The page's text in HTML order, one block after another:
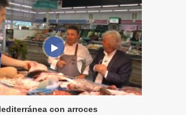
con arroces